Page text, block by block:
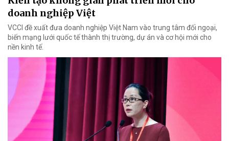
doanh nghiệp Việt
VCCI đề xuất đưa doanh nghiệp Việt Nam vào trung tâm đối ngoại,
biến mạng lưới quốc tế thành thị trường, dự án và cơ hội mới cho
nền kinh tế.